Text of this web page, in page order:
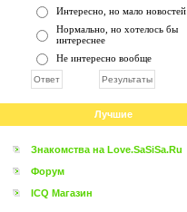
Интересно, но мало новостей
Нормально, но хотелось бы
интереснее
Не интересно вообще
Лучшие
Знакомства на Love.SaSiSa.Ru
Форум
ICQ Магазин